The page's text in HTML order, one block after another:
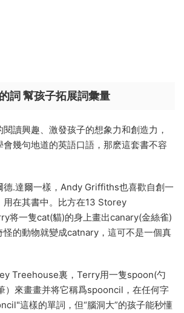
詞幫孩子拓展詞彙量
讀興趣、激發孩子的想象力和創造力，
會幾句地道的英語口語，那麽這套書不容
德.達爾一樣，Andy Griffiths也喜歡自創一
用在其書中。比方在13 Storey
将一隻cat(貓)的身上畫出canary(金絲雀)
怪的動物就變成catnary，這可不是一個真
Treehouse裏，Terry用一隻spoon(勺
）來畫畫并将它稱爲spooncil，在任何字
這樣的單詞，但“腦洞大”的孩子能秒懂